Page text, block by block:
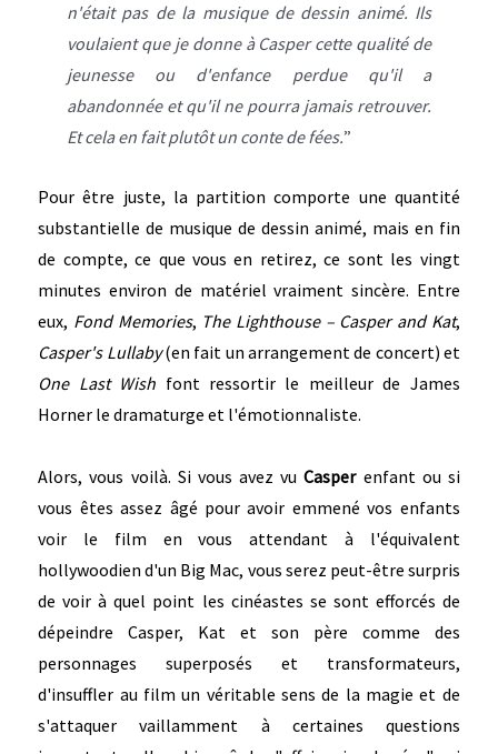
n'était pas de la musique de dessin animé. Ils
voulaient que je donne à Casper cette qualité de
jeunesse ou d'enfance perdue qu'il a
abandonnée et qu'il ne pourra jamais retrouver.
Et cela en fait plutôt un conte de fées.”
Pour être juste, la partition comporte une quantité
substantielle de musique de dessin animé, mais en fin
de compte, ce que vous en retirez, ce sont les vingt
minutes environ de matériel vraiment sincère. Entre
eux, Fond Memories, The Lighthouse – Casper and Kat,
Casper's Lullaby(en fait un arrangement de concert) et
One Last Wish font ressortir le meilleur de James
Horner le dramaturge et l'émotionnaliste.
Alors, vous voilà. Si vous avez vuCasperenfant ou si
vous êtes assez âgé pour avoir emmené vos enfants
voir le film en vous attendant à l'équivalent
hollywoodien d'un Big Mac, vous serez peut-être surpris
de voir à quel point les cinéastes se sont efforcés de
dépeindre Casper, Kat et son père comme des
personnages superposés et transformateurs,
d'insuffler au film un véritable sens de la magie et de
s'attaquer vaillamment à certaines questions